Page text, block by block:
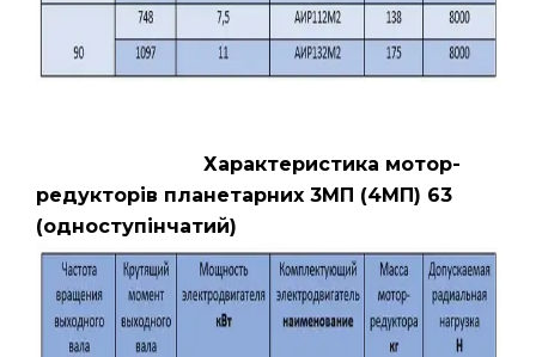
Характеристика мотор-
редукторів планетарних 3МП (4МП) 63
(одноступінчатий)